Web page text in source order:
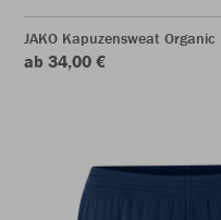
JAKO Kapuzensweat Organic
ab 34,00 €